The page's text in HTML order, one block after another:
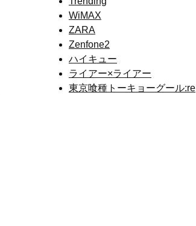
WiMAX
ZARA
Zenfone2
ハイキュー
ライアー×ライアー
東京喰種トーキョーグール:re